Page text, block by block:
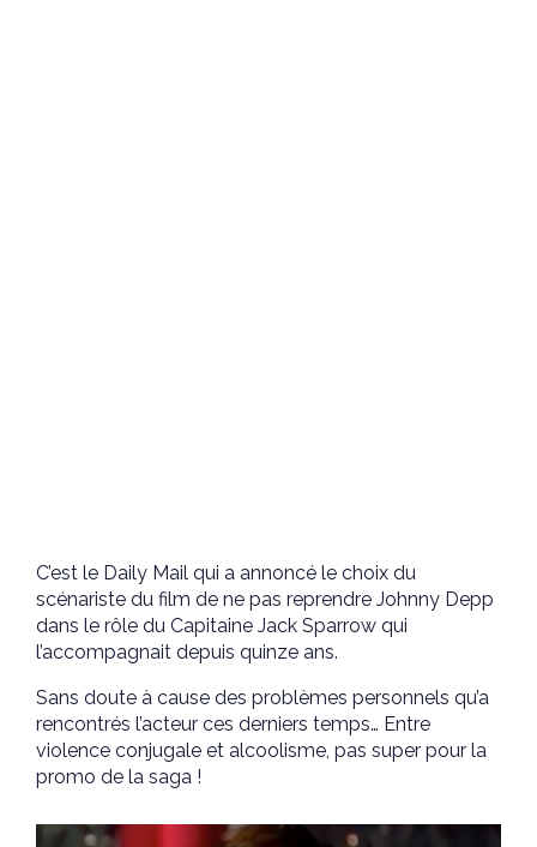
C’est le Daily Mail qui a annoncé le choix du
scénariste du film de ne pas reprendre Johnny Depp
dans le rôle du Capitaine Jack Sparrow qui
l’accompagnait depuis quinze ans.
Sans doute à cause des problèmes personnels qu’a
rencontrés l’acteur ces derniers temps… Entre
violence conjugale et alcoolisme, pas super pour la
promo de la saga !